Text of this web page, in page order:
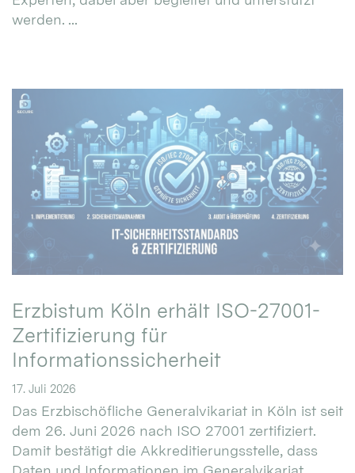
werden. ...
Erzbistum Köln erhält ISO-27001-
Zertifizierung für
Informationssicherheit
17. Juli 2026
Das Erzbischöfliche Generalvikariat in Köln ist seit
dem 26. Juni 2026 nach ISO 27001 zertifiziert.
Damit bestätigt die Akkreditierungsstelle, dass